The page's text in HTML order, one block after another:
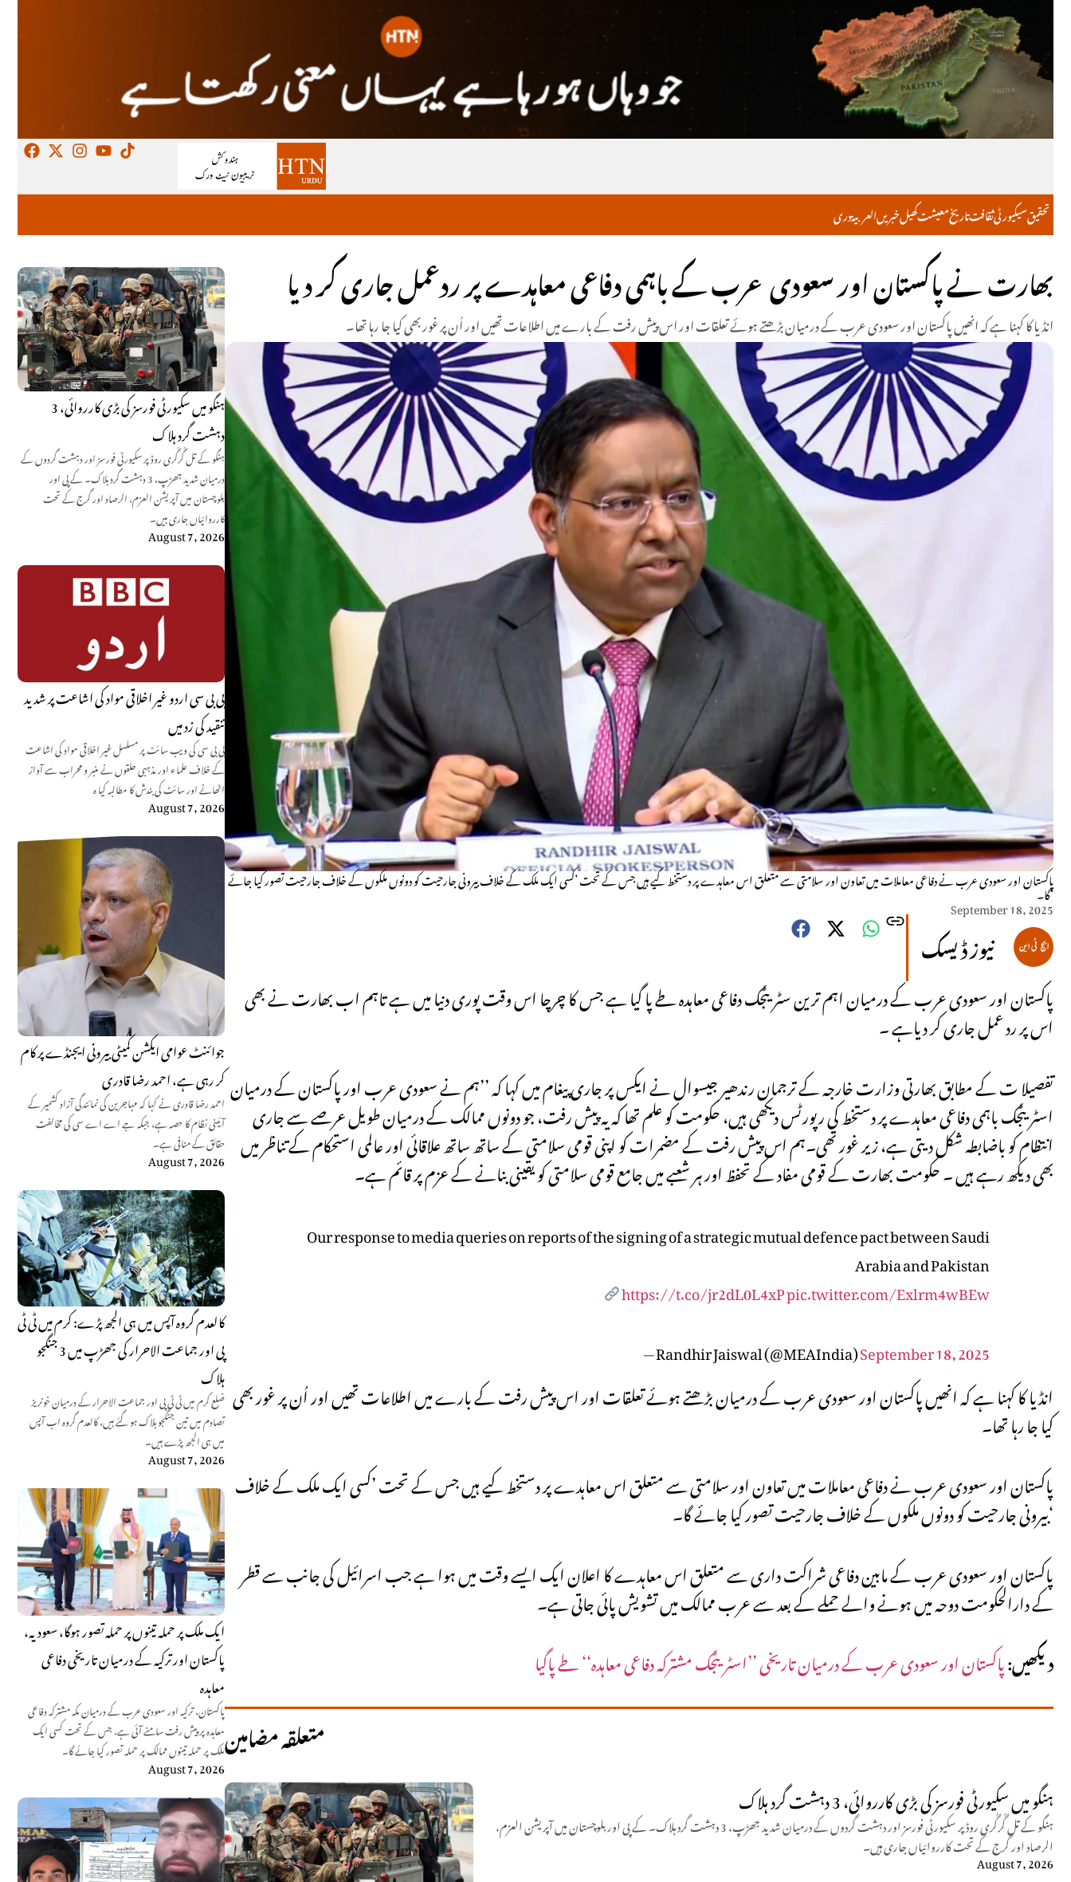
خبریںکھیلمعیشتتاریخثقافتسیکیورٹیتحقیق دریالعربية
ہنگو میں سکیورٹی فورسز کی بڑی کارروائی، 3
دہشت گرد ہلاک
ہنگو کے تل گُرگُری روڈ پر سکیورٹی فورسز اور دہشت گردوں کے
درمیان شدید جھڑپ، 3 دہشت گرد ہلاک۔ کے پی اور
بلوچستان میں آپریشن العزم، الرصاد اور گرج کے تحت
کارروائیاں جاری ہیں۔
August 7, 2026
بی بی سی اردو غیر اخلاقی مواد کی اشاعت پر شدید
تنقید کی زد میں
بی بی سی کی ویب سائٹ پر مسلسل غیر اخلاقی مواد کی اشاعت
کے خلاف علماء اور مذہبی حلقوں نے منبر و محراب سے آواز
اٹھانے اور سائٹ کی بندش کا مطالبہ کیا ہ
August 7, 2026
جوائنٹ عوامی ایکشن کمیٹی بیرونی ایجنڈے پر کام
کر رہی ہے، احمد رضا قادری
احمد رضا قادری نے کہا کہ مہاجرین کی نمائندگی آزاد کشمیر کے
آئینی نظام کا حصہ ہے، جبکہ جے اے اے سی کی مخالفت
حقائق کے منافی ہے۔
August 7, 2026
کالعدم گروہ آپس میں ہی الجھ پڑے: کرم میں ٹی ٹی
پی اور جماعت الاحرار کی جھڑپ میں 3 جنگجو
ہلاک
ضلع کرم میں ٹی ٹی پی اور جماعت الاحرار کے درمیان خونریز
تصادم میں تین جنگجو ہلاک ہو گئے ہیں، کالعدم گروہ اب آپس
میں ہی الجھ پڑے ہیں۔
August 7, 2026
ایک ملک پر حملہ تینوں پر حملہ تصور ہوگا، سعودیہ،
پاکستان اور ترکیہ کے درمیان تاریخی دفاعی
معاہدہ
پاکستان، ترکیہ اور سعودی عرب کے درمیان مکہ مشترکہ دفاعی
معاہدہ پر پیش رفت سامنے آئی ہے، جس کے تحت کسی ایک
ملک پر حملہ تینوں ممالک پر حملہ تصور کیا جائے گا۔
August 7, 2026
بھارت نے پاکستان اور سعودی عرب کے باہمی دفاعی معاہدے پر ردعمل جاری کر دیا
انڈیا کا کہنا ہے کہ انھیں پاکستان اور سعودی عرب کے درمیان بڑھتے ہوئے تعلقات اور اس پیش رفت کے بارے میں اطلاعات تھیں اور اُن پر غور بھی کیا جا رہا تھا۔
پاکستان اور سعودی عرب نے دفاعی معاملات میں تعاون اور سلامتی سے متعلق اس معاہدے پر دستخط کیے ہیں جس کے تحت ’کسی ایک ملک کے خلاف بیرونی جارحیت کو دونوں ملکوں کے خلاف جارحیت تصور کیا جائے
گا۔‘
September 18, 2025
نیوز ڈیسک
پاکستان اور سعودی عرب کے درمیان اہم ترین سٹریٹجک دفاعی معاہدہ طے پا گیا ہے جس کا چرچا اس وقت پوری دنیا میں ہے تاہم اب بھارت نے بھی
اس پر رد عمل جاری کر دیاہے ۔
تفصیلا ت کے مطابق بھارتی وزارت خارجہ کے ترجمان رندھیر جیسوال نے ایکس پر جاری پیغام میں کہا کہ ’’ہم نے سعودی عرب اور پاکستان کے درمیان
اسٹریٹجک باہمی دفاعی معاہدے پر دستخط کی رپورٹس دیکھی ہیں، حکومت کو علم تھا کہ یہ پیش رفت، جو دونوں ممالک کے درمیان طویل عرصے سے جاری
انتظام کو باضابطہ شکل دیتی ہے، زیر غور تھی۔ہم اس پیش رفت کے مضمرات کو اپنی قومی سلامتی کے ساتھ ساتھ علاقائی اور عالمی استحکام کے تناظر میں
بھی دیکھ رہے ہیں ۔ حکومت بھارت کے قومی مفاد کے تحفظ اور ہر شعبے میں جامع قومی سلامتی کو یقینی بنانے کے عزم پر قائم ہے۔
Our response to media queries on reports of the signing of a strategic mutual defence pact between Saudi
Arabia and Pakistan
https://t.co/jr2dL0L4xPpic.twitter.com/Exlrm4wBEw
— Randhir Jaiswal (@MEAIndia)September 18, 2025
انڈیا کا کہنا ہے کہ انھیں پاکستان اور سعودی عرب کے درمیان بڑھتے ہوئے تعلقات اور اس پیش رفت کے بارے میں اطلاعات تھیں اور اُن پر غور بھی
کیا جا رہا تھا۔
پاکستان اور سعودی عرب نے دفاعی معاملات میں تعاون اور سلامتی سے متعلق اس معاہدے پر دستخط کیے ہیں جس کے تحت ’کسی ایک ملک کے خلاف
بیرونی جارحیت کو دونوں ملکوں کے خلاف جارحیت تصور کیا جائے گا۔‘
پاکستان اور سعودی عرب کے مابین دفاعی شراکت داری سے متعلق اس معاہدے کا اعلان ایک ایسے وقت میں ہوا ہے جب اسرائیل کی جانب سے قطر
کے دارالحکومت دوحہ میں ہونے والے حملے کے بعد سے عرب ممالک میں تشویش پائی جاتی ہے۔
دیکھیں:پاکستان اور سعودی عرب کے درمیان تاریخی ’’اسٹریٹجک مشترکہ دفاعی معاہدہ‘‘ طے پاگیا
متعلقہ مضامین
ہنگو میں سکیورٹی فورسز کی بڑی کارروائی، 3 دہشت گرد ہلاک
ہنگو کے تل گُرگُری روڈ پر سکیورٹی فورسز اور دہشت گردوں کے درمیان شدید جھڑپ، 3 دہشت گرد ہلاک۔ کے پی اور بلوچستان میں آپریشن العزم،
الرصاد اور گرج کے تحت کارروائیاں جاری ہیں۔
August 7, 2026